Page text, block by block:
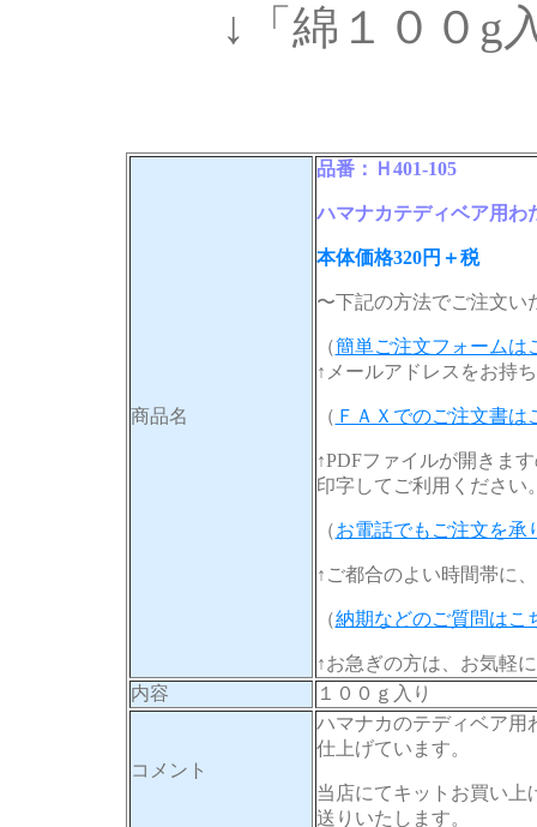
↓「綿１００
商品名
品番：Ｈ401-105
ハマナカテディベア用わ
本体価格320円＋税
〜下記の方法でご注文い
（簡単ご注文フォームは
↑メールアドレスをお持
（ ＦＡＸでのご注文書
↑PDFファイルが開きま
印字してご利用ください
（お電話でもご注文を承
↑ご都合のよい時間帯に
（納期などのご質問はこ
↑お急ぎの方は、お気軽
内容
１００ｇ入り
コメント
ハマナカのテディベア用
仕上げています。
当店にてキットお買い上
送りいたします。